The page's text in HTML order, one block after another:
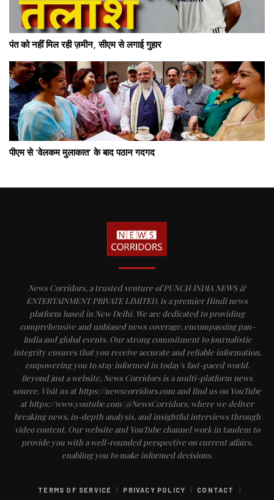
पंत को नहीं मिल रही ज़मीन, सीएम से लगाई गुहार
पीएम से ‘वेलकम मुलाकात’ के बाद पठान गदगद
News Corridors, a trusted venture of PUNCH INDIA NEWS &
ENTERTAINMENT PRIVATE LIMITED, is a premier Hindi news
platform based in New Delhi. We are dedicated to providing
comprehensive and unbiased news coverage, encompassing pan-
India and global events. Our strong commitment to journalistic
integrity ensures that you receive accurate and reliable information,
empowering you to stay informed in today's fast-paced world.
Beyond just a website, News Corridors is a multi-platform news
source. Visit us at https://newscorridors.com and find us on YouTube
at https://www.youtube.com/@NewsCorridors, where we deliver
breaking news, in-depth analysis, and insightful interviews through
video content. Our website and YouTube channel work in tandem to
provide you with a well-rounded perspective on current affairs,
enabling you to make informed decisions.
TERMS OF SERVICE | PRIVACY POLICY | CONTACT |